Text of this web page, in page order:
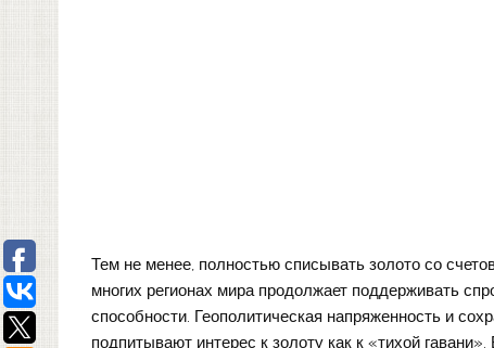
Тем не менее, полностью списывать золото со
многих регионах мира продолжает поддерживать
способности. Геополитическая напряженность и
подпитывают интерес к золоту как к «тихой